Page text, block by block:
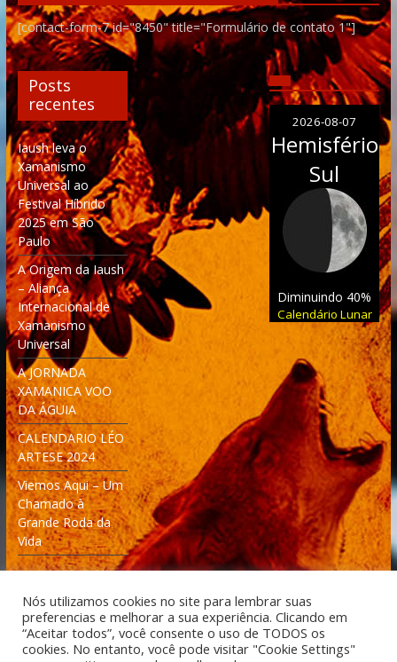
[contact-form-7 id="8450" title="Formulário de contato 1"]
Posts
recentes
Iaush leva o
Xamanismo
Universal ao
Festival Híbrido
2025 em São
Paulo
A Origem da Iaush
– Aliança
Internacional de
Xamanismo
Universal
A JORNADA
XAMANICA VOO
DA ÁGUIA
CALENDARIO LÉO
ARTESE 2024
Viemos Aqui – Um
Chamado à
Grande Roda da
Vida
2026-08-07
Hemisfério
Sul
Diminuindo 40%
Calendário Lunar
Nós utilizamos cookies no site para lembrar suas
preferencias e melhorar a sua experiência. Clicando em
“Aceitar todos”, você consente o uso de TODOS os
cookies. No entanto, você pode visitar "Cookie Settings"